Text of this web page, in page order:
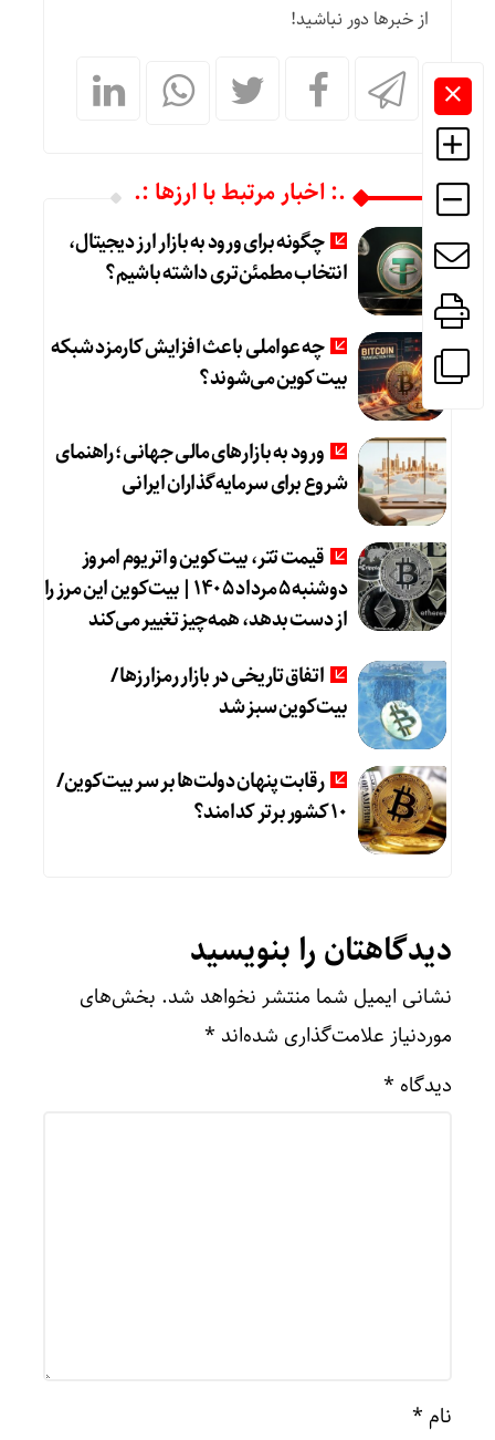
از خبرها دور نباشید!
.: اخبار مرتبط با ارزها :.
چگونه برای ورود به بازار ارز دیجیتال،
انتخاب مطمئن‌تری داشته باشیم؟
چه عواملی باعث افزایش کارمزد شبکه
بیت کوین می‌شوند؟
ورود به بازارهای مالی جهانی؛ راهنمای
شروع برای سرمایه‌گذاران ایرانی
قیمت تتر، بیت‌کوین و اتریوم امروز
دوشنبه ۵ مرداد ۱۴۰۵ | بیت‌کوین این مرز را
از دست بدهد، همه‌چیز تغییر می‌کند
اتفاق تاریخی در بازار رمزارزها /
بیت‌کوین سبز شد
رقابت پنهان دولت‌ها بر سر بیت‌کوین/
۱۰ کشور برتر کدامند؟
دیدگاهتان را بنویسید
نشانی ایمیل شما منتشر نخواهد شد. بخش‌های
موردنیاز علامت‌گذاری شده‌اند *
دیدگاه *
نام *